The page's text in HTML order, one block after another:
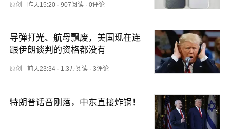
原创 昨天15:20· 907阅读· 0评论
导弹打光、航母飘废，美国现在连
跟伊朗谈判的资格都没有
原创 前天23:34· 1.3万阅读· 3评论
特朗普话音刚落，中东直接炸锅！